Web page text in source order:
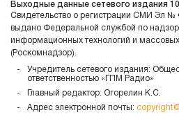
Выходные данные сетевого издания
Свидетельство о регистрации СМИ Эл №
выдано Федеральной службой по
информационных технологий и
(Роскомнадзор).
Учредитель сетевого издания:
ответственностью «ГПМ Радио»
Главный редактор: Огорелин К.С.
Адрес электронной почты: